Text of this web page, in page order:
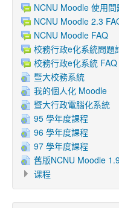
NCNU Moodle 使用問
NCNU Moodle 2.3
NCNU Moodle FAQ
校務行政e化系統問題
校務行政e化系統 FAQ
暨大校務系統
我的個人化 Moodle
暨大行政電腦化系統
95 學年度課程
96 學年度課程
97 學年度課程
舊版NCNU Moodle 1.9
课程